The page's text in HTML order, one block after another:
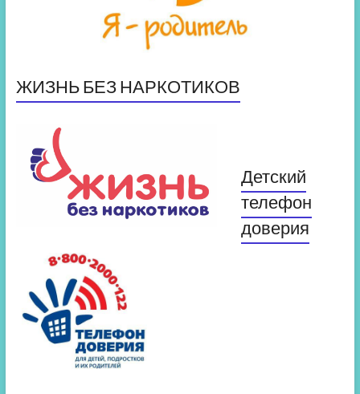
ЖИЗНЬ БЕЗ НАРКОТИКОВ
Детский
телефон
доверия